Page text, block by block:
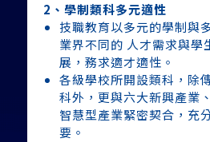
2、學制類科多元適性
技職教育以多元的學制與
業界不同的 人才需求與學
展，務求適才適性。
各級學校所開設類科，除
科外，更與六大新興產業
智慧型產業緊密契合，充
要。